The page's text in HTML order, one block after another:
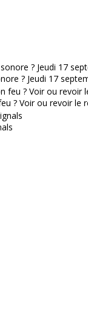
? Jeudi 17
? Voir ou revoir le